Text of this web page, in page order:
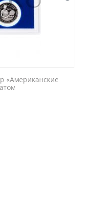
«Американские